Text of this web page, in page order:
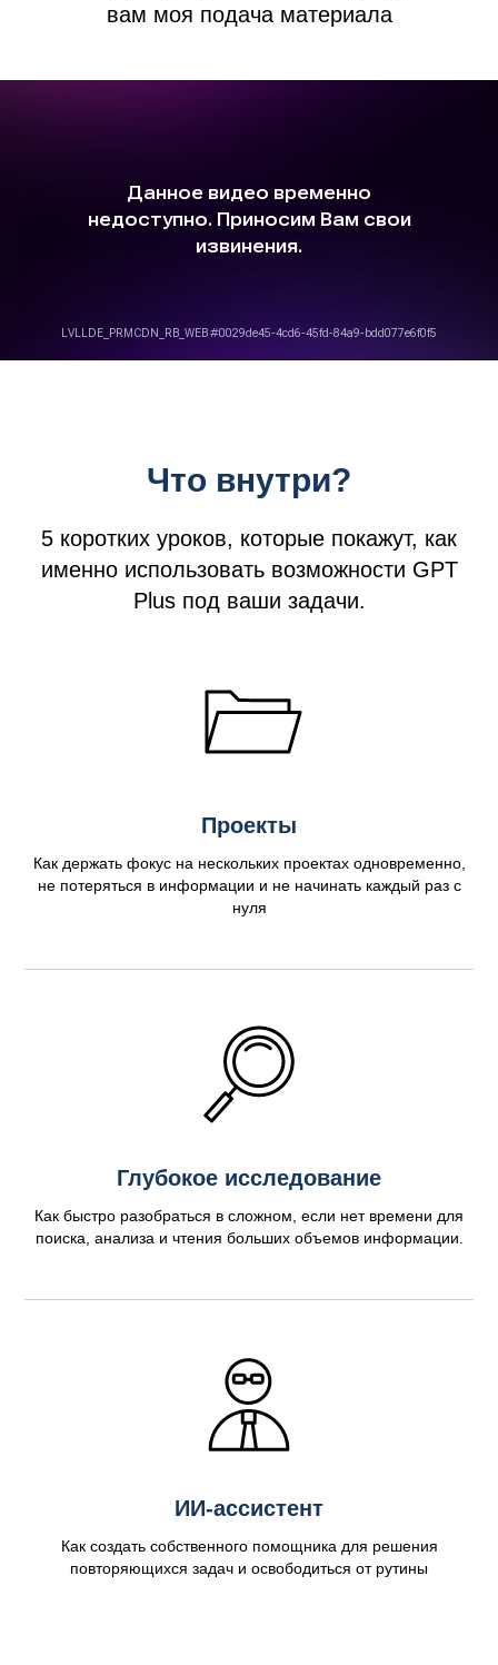
вам моя подача материала
Что внутри?
5 коротких уроков, которые покажут, как
именно использовать возможности GPT
Plus под ваши задачи.
Проекты
Как держать фокус на нескольких проектах одновременно,
не потеряться в информации и не начинать каждый раз с
нуля
Глубокое исследование
Как быстро разобраться в сложном, если нет времени для
поиска, анализа и чтения больших объемов информации.
ИИ-ассистент
Как создать собственного помощника для решения
повторяющихся задач и освободиться от рутины